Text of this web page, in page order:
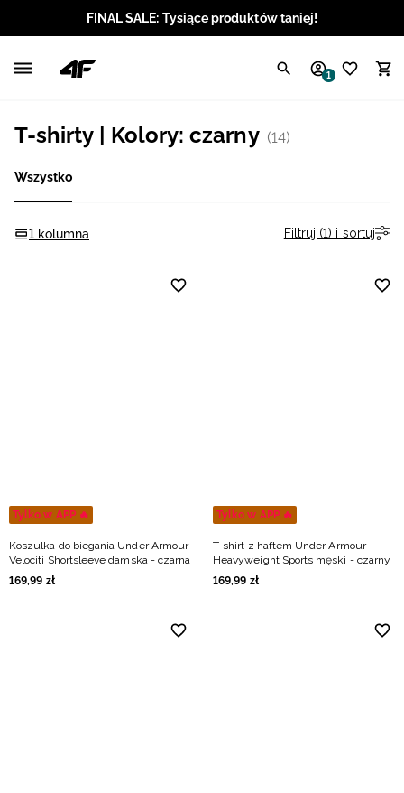
FINAL SALE: Tysiące produktów taniej!
1
T-shirty | Kolory: czarny (14)
Wszystko
1 kolumna Filtruj (1) i sortuj
Tylko w APP 🔥
Koszulka do biegania Under Armour
Velociti Shortsleeve damska - czarna
169,99 zł
Tylko w APP 🔥
T-shirt z haftem Under Armour
Heavyweight Sports męski - czarny
169,99 zł
Angielski / USD
Chorwacki / EUR
Słowacki / EUR
Ukraiński / UAH